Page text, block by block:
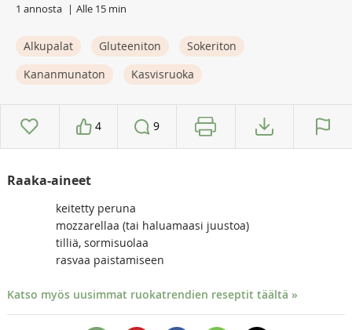
1 annosta Alle 15 min
Alkupalat Gluteeniton
Sokeriton
Kananmunaton
Kasvisruoka
4 9
Raaka-aineet
keitetty peruna
mozzarellaa (tai haluamaasi juustoa)
tilliä, sormisuolaa
rasvaa paistamiseen
Katso myös uusimmat ruokatrendien reseptit täältä »